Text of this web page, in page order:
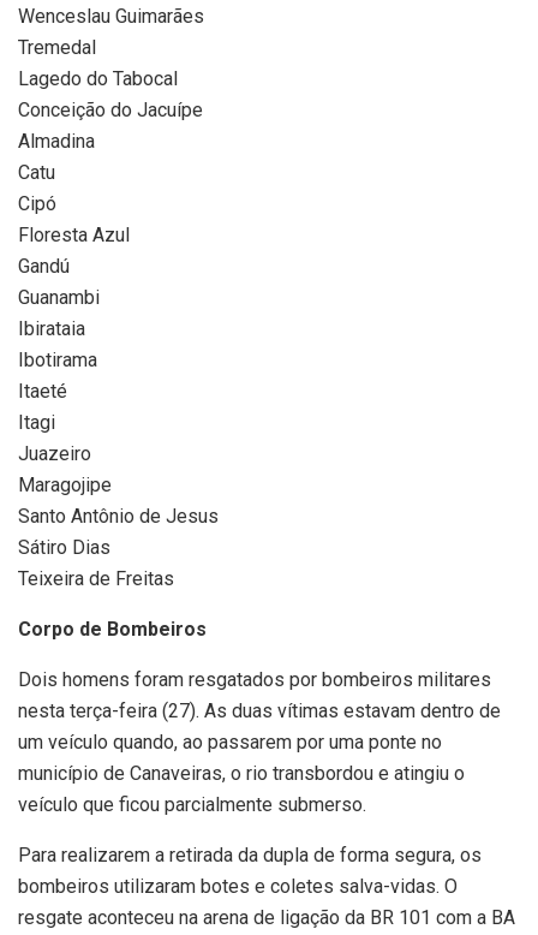
Wenceslau Guimarães
Tremedal
Lagedo do Tabocal
Conceição do Jacuípe
Almadina
Catu
Cipó
Floresta Azul
Gandú
Guanambi
Ibirataia
Ibotirama
Itaeté
Itagi
Juazeiro
Maragojipe
Santo Antônio de Jesus
Sátiro Dias
Teixeira de Freitas
Corpo de Bombeiros
Dois homens foram resgatados por bombeiros militares
nesta terça-feira (27). As duas vítimas estavam dentro de
um veículo quando, ao passarem por uma ponte no
município de Canaveiras, o rio transbordou e atingiu o
veículo que ficou parcialmente submerso.
Para realizarem a retirada da dupla de forma segura, os
bombeiros utilizaram botes e coletes salva-vidas. O
resgate aconteceu na arena de ligação da BR 101 com a BA